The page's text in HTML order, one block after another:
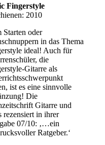
Fingerstyle
2010
Starten oder
in das Thema
ideal! Auch für
die
Gitarre als
ist es eine sinnvolle
Die
Gitarre und
rezensiert in ihrer
07/10: ‚…ein
Ratgeber.‘